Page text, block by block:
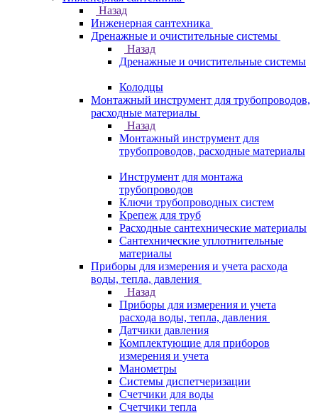
Назад
Инженерная сантехника
Дренажные и очистительные системы
Назад
Дренажные и очистительные системы
Колодцы
Монтажный инструмент для трубопроводов,
расходные материалы
Назад
Монтажный инструмент для
трубопроводов, расходные материалы
Инструмент для монтажа
трубопроводов
Ключи трубопроводных систем
Крепеж для труб
Расходные сантехнические материалы
Сантехнические уплотнительные
материалы
Приборы для измерения и учета расхода
воды, тепла, давления
Назад
Приборы для измерения и учета
расхода воды, тепла, давления
Датчики давления
Комплектующие для приборов
измерения и учета
Манометры
Системы диспетчеризации
Счетчики для воды
Счетчики тепла